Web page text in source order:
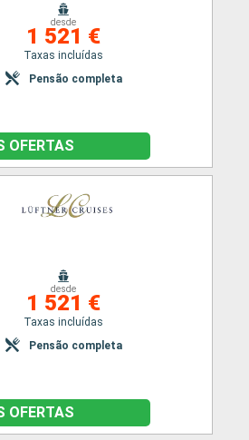
desde
1 521 €
Taxas incluídas
Pensão completa
OFERTAS
desde
1 521 €
Taxas incluídas
Pensão completa
OFERTAS